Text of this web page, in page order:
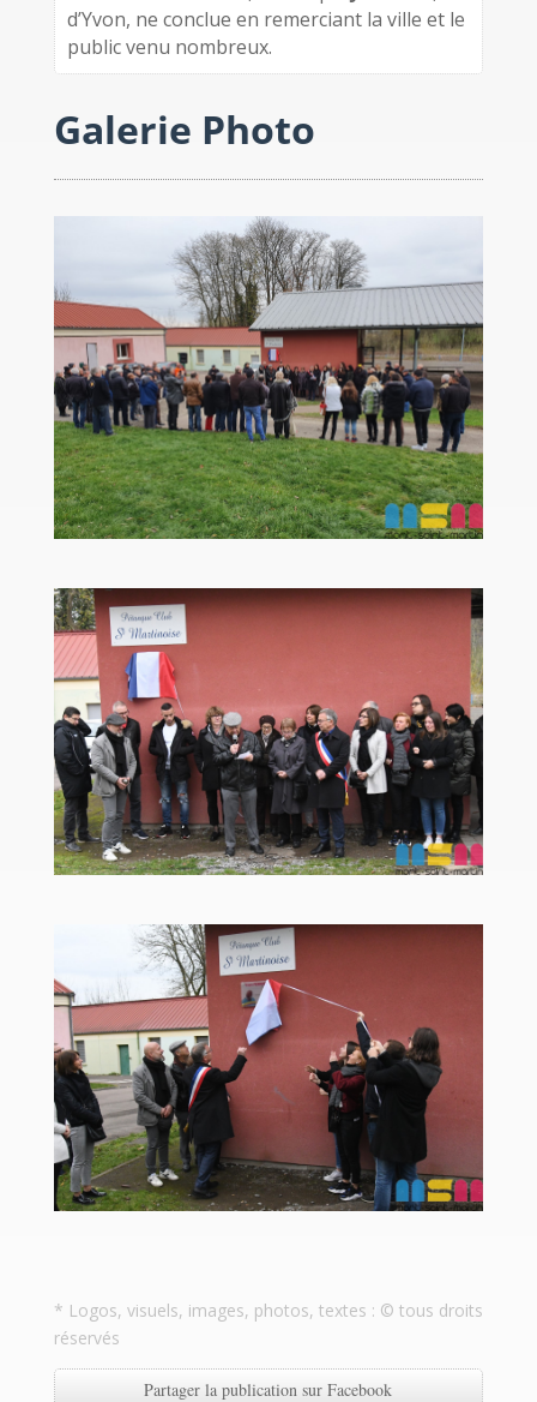
d’Yvon, ne conclue en remerciant la ville et le
public venu nombreux.
Galerie Photo
* Logos, visuels, images, photos, textes : © tous droits
réservés
Partager la publication sur Facebook